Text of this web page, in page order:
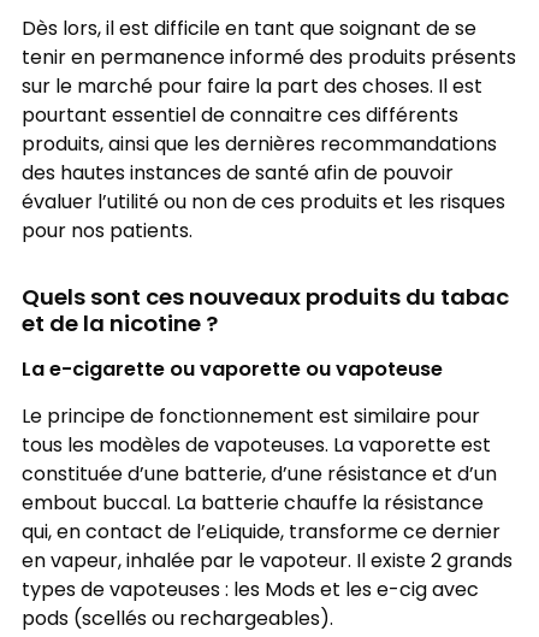
Dès lors, il est difficile en tant que soignant de se
tenir en permanence informé des produits présents
sur le marché pour faire la part des choses. Il est
pourtant essentiel de connaitre ces différents
produits, ainsi que les dernières recommandations
des hautes instances de santé afin de pouvoir
évaluer l’utilité ou non de ces produits et les risques
pour nos patients.
Quels sont ces nouveaux produits du tabac
et de la nicotine ?
La e-cigarette ou vaporette ou vapoteuse
Le principe de fonctionnement est similaire pour
tous les modèles de vapoteuses. La vaporette est
constituée d’une batterie, d’une résistance et d’un
embout buccal. La batterie chauffe la résistance
qui, en contact de l’eLiquide, transforme ce dernier
en vapeur, inhalée par le vapoteur. Il existe 2 grands
types de vapoteuses : les Mods et les e-cig avec
pods (scellés ou rechargeables).